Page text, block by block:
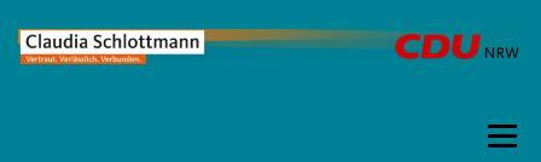
zum
Inhalt
Menü